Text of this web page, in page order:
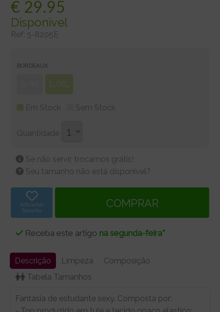
€ 29.95
Disponivel
Ref: 5-8205E
BORDEAUX
L/XL
Em Stock Sem Stock
Quantidade
Se não servir, trocamos grátis!
Seu tamanho não está disponível?
Adicionar
favorito
Receba este artigo na segunda-feira*
Descrição Limpeza
Composição
Tabela Tamanhos
Fantasia de estudante sexy. Composta por: